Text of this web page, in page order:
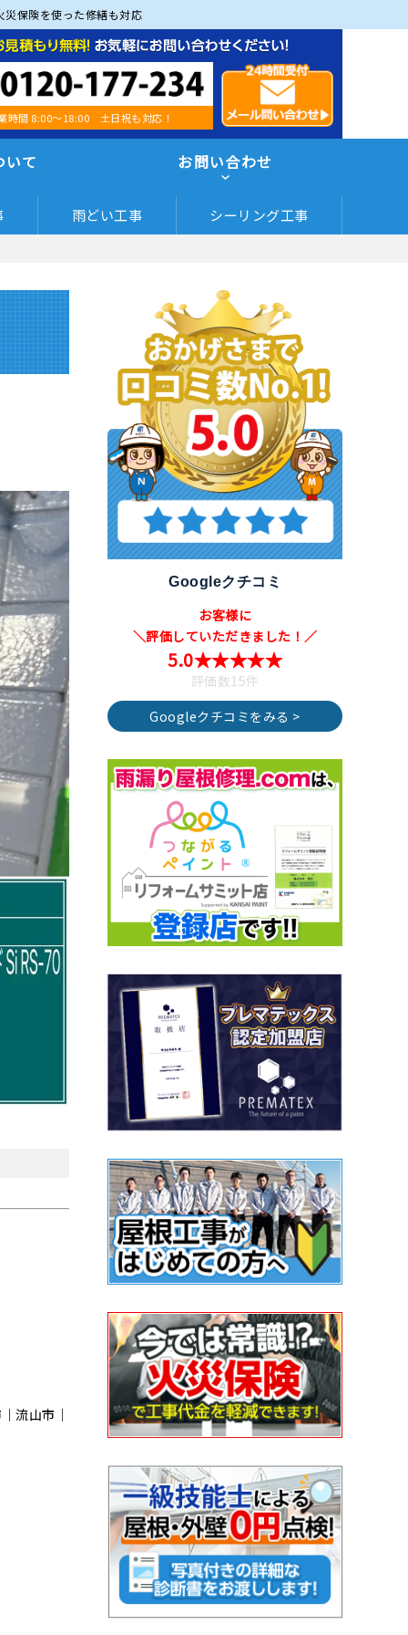
保険を使った修繕も対応
時間 8:00～18:00 土日祝も対応！
いて お問い合わせ
雨どい工事 シーリング工事
流⼭市｜
Googleクチコミ
お客様に
＼評価していただきました！／
5.0★★★★★
評価数15件
Googleクチコミをみる >